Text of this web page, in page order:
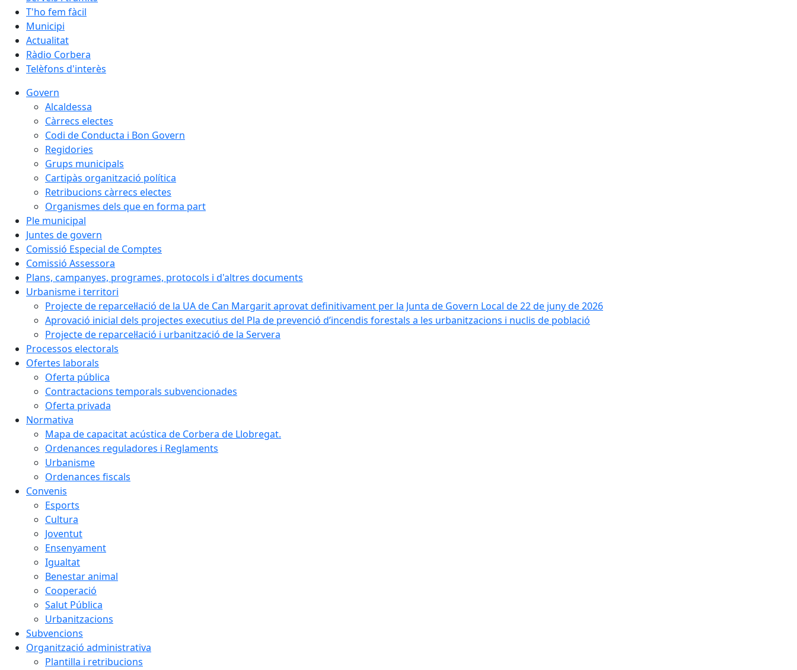
T'ho fem fàcil
Municipi
Actualitat
Ràdio Corbera
Telèfons d'interès
Govern
Alcaldessa
Càrrecs electes
Codi de Conducta i Bon Govern
Regidories
Grups municipals
Cartipàs organització política
Retribucions càrrecs electes
Organismes dels que en forma part
Ple municipal
Juntes de govern
Comissió Especial de Comptes
Comissió Assessora
Plans, campanyes, programes, protocols i d'altres documents
Urbanisme i territori
Projecte de reparcel·lació de la UA de Can Margarit aprovat definitivament per la Junta de Govern Local de 22 de juny de 2026
Aprovació inicial dels projectes executius del Pla de prevenció d’incendis forestals a les urbanitzacions i nuclis de població
Projecte de reparcel·lació i urbanització de la Servera
Processos electorals
Ofertes laborals
Oferta pública
Contractacions temporals subvencionades
Oferta privada
Normativa
Mapa de capacitat acústica de Corbera de Llobregat.
Ordenances reguladores i Reglaments
Urbanisme
Ordenances fiscals
Convenis
Esports
Cultura
Joventut
Ensenyament
Igualtat
Benestar animal
Cooperació
Salut Pública
Urbanitzacions
Subvencions
Organització administrativa
Plantilla i retribucions